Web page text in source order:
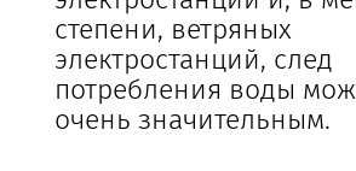
степени, ветряных
электростанций, след
потребления воды
очень значительным.